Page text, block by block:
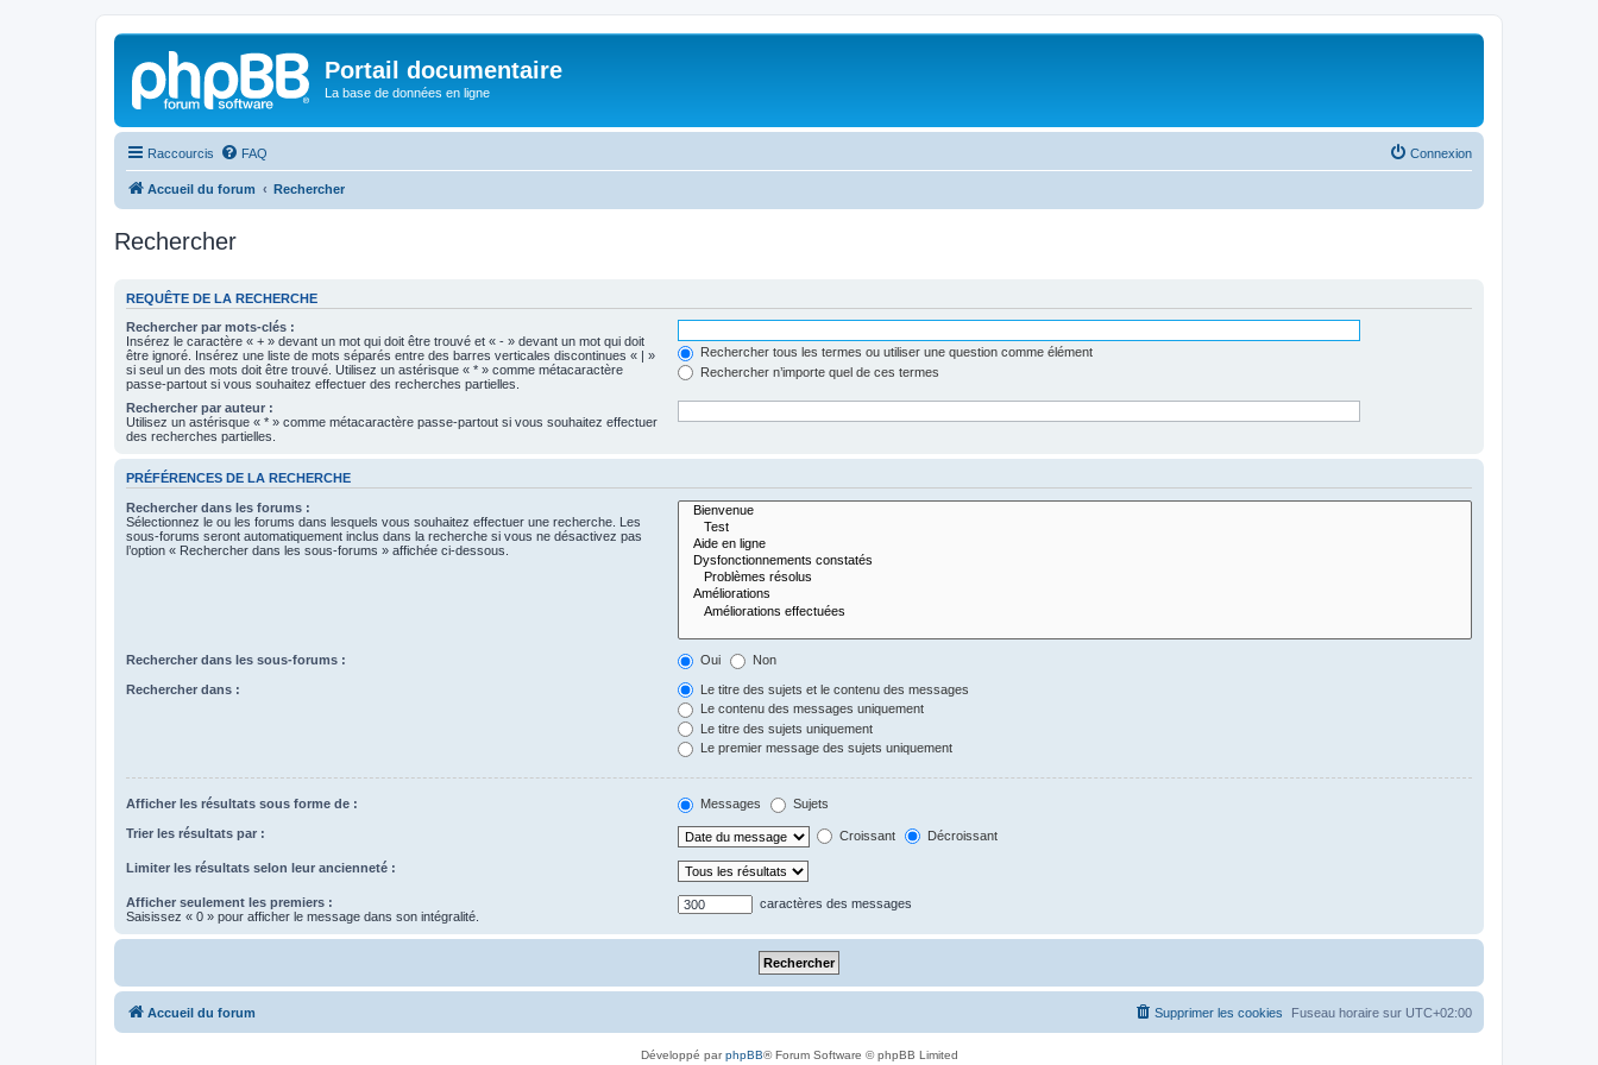
Portail documentaire
La base de données en ligne
Raccourcis FAQ Connexion
Accueil du forum Rechercher
Rechercher
REQUÊTE DE LA RECHERCHE
Rechercher par mots-clés :
Insérez le caractère « + » devant un mot qui doit être trouvé et « - » devant un mot qui doit
être ignoré. Insérez une liste de mots séparés entre des barres verticales discontinues « | »
si seul un des mots doit être trouvé. Utilisez un astérisque « * » comme métacaractère
passe-partout si vous souhaitez effectuer des recherches partielles.
Rechercher tous les termes ou utiliser une question comme élément
Rechercher n’importe quel de ces termes
Rechercher par auteur :
Utilisez un astérisque « * » comme métacaractère passe-partout si vous souhaitez effectuer
des recherches partielles.
PRÉFÉRENCES DE LA RECHERCHE
Rechercher dans les forums :
Sélectionnez le ou les forums dans lesquels vous souhaitez effectuer une recherche. Les
sous-forums seront automatiquement inclus dans la recherche si vous ne désactivez pas
l’option « Rechercher dans les sous-forums » affichée ci-dessous.
Rechercher dans les sous-forums : Oui Non
Rechercher dans :
Le titre des sujets et le contenu des messages
Le contenu des messages uniquement
Le titre des sujets uniquement
Le premier message des sujets uniquement
Afficher les résultats sous forme de : Messages Sujets
Trier les résultats par : Croissant Décroissant
Limiter les résultats selon leur ancienneté :
Afficher seulement les premiers :
Saisissez « 0 » pour afficher le message dans son intégralité.
caractères des messages
Accueil du forum Fuseau horaire sur UTC+02:00
Supprimer les cookies
Développé parphpBB® Forum Software © phpBB Limited